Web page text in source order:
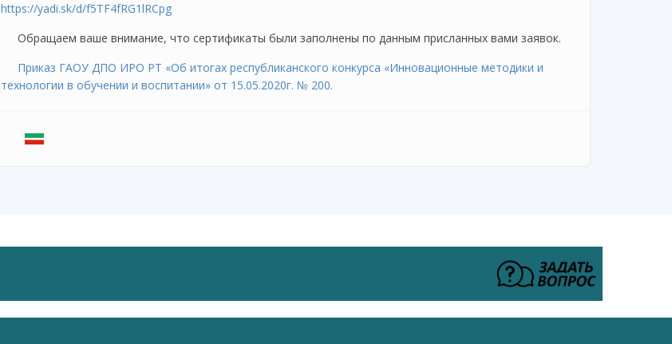
https://yadi.sk/d/f5TF4fRG1lRCpg
Обращаем ваше внимание, что сертификаты были заполнены по данным присланных вами заявок.
Приказ ГАОУ ДПО ИРО РТ «Об итогах республиканского конкурса «Инновационные методики и
технологии в обучении и воспитании» от 15.05.2020г. № 200.